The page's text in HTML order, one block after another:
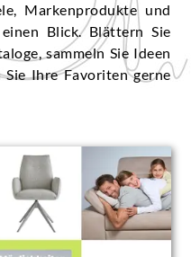
Markenprodukte und
Blick. Blättern Sie
sammeln Sie Ideen
Ihre Favoriten gerne